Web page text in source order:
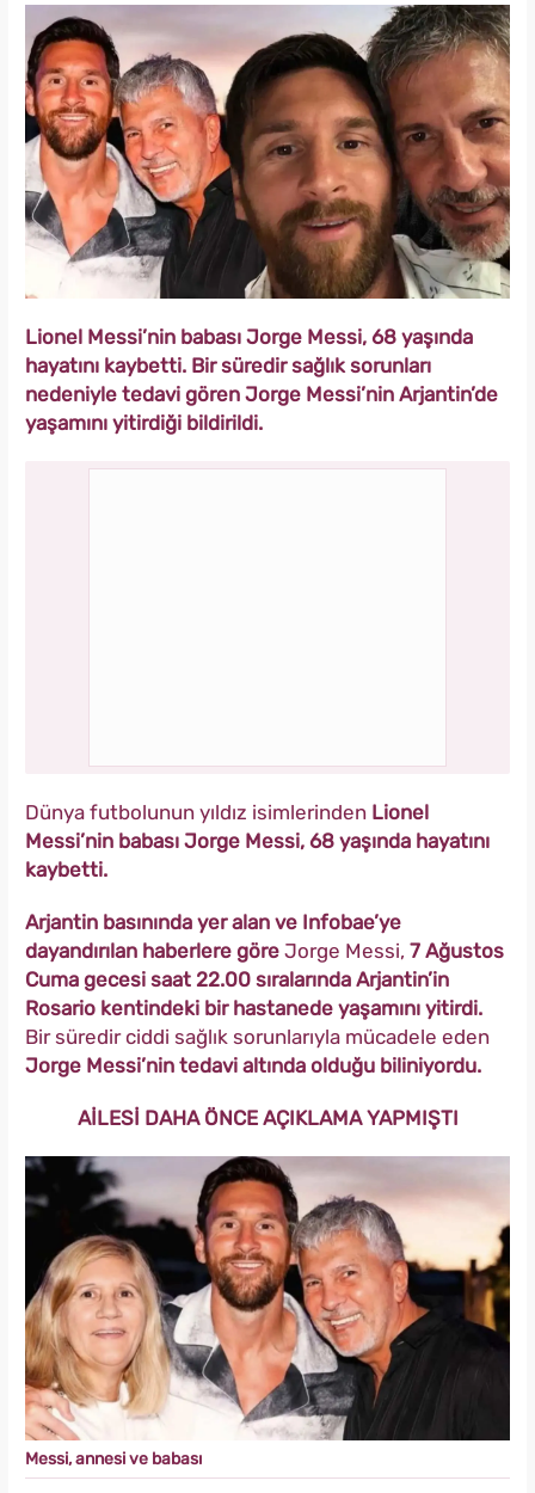
Lionel Messi’nin babası Jorge Messi, 68 yaşında
hayatını kaybetti. Bir süredir sağlık sorunları
nedeniyle tedavi gören Jorge Messi’nin Arjantin’de
yaşamını yitirdiği bildirildi.
Dünya futbolunun yıldız isimlerinden Lionel
Messi’nin babası Jorge Messi, 68 yaşında hayatını
kaybetti.
Arjantin basınında yer alan ve Infobae’ye
dayandırılan haberlere göre Jorge Messi, 7 Ağustos
Cuma gecesi saat 22.00 sıralarında Arjantin’in
Rosario kentindeki bir hastanede yaşamını yitirdi.
Bir süredir ciddi sağlık sorunlarıyla mücadele eden
Jorge Messi’nin tedavi altında olduğu biliniyordu.
AİLESİ DAHA ÖNCE AÇIKLAMA YAPMIŞTI
Messi, annesi ve babası